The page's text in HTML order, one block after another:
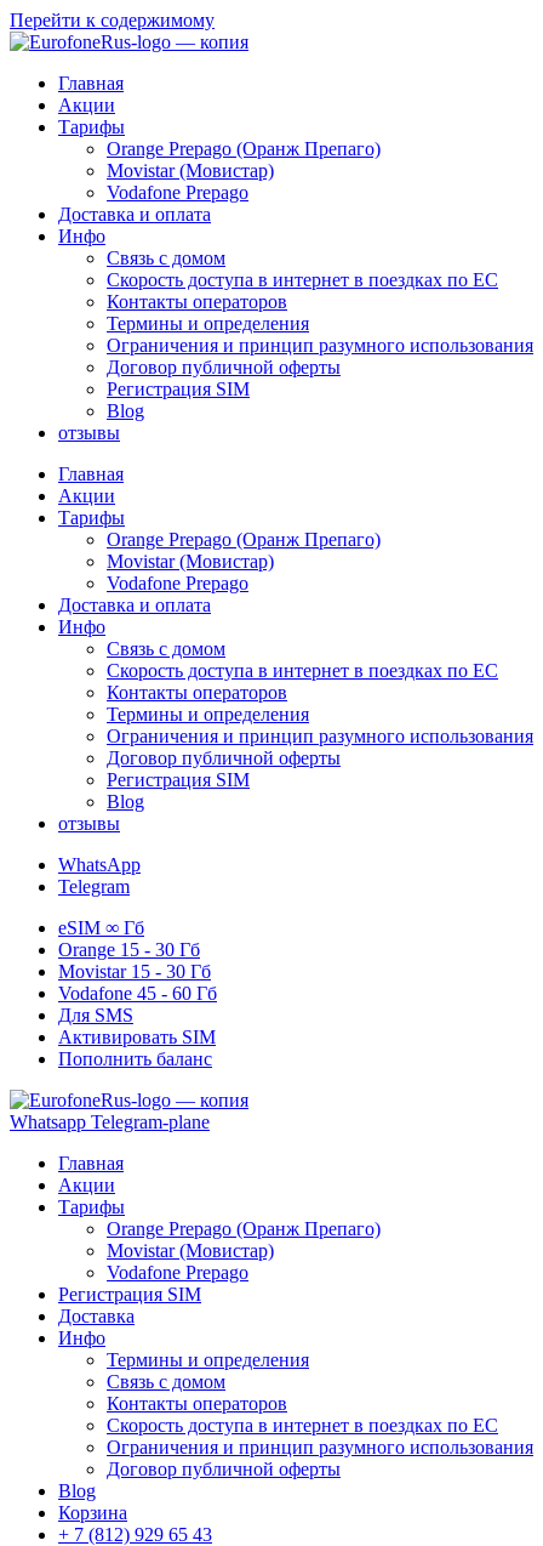
Перейти к содержимому
Главная
Акции
Тарифы
Orange Prepago (Оранж Препаго)
Movistar (Мовистар)
Vodafone Prepago
Доставка и оплата
Инфо
Связь с домом
Скорость доступа в интернет в поездках по ЕС
Контакты операторов
Термины и определения
Ограничения и принцип разумного использования
Договор публичной оферты
Регистрация SIM
Blog
отзывы
Главная
Акции
Тарифы
Orange Prepago (Оранж Препаго)
Movistar (Мовистар)
Vodafone Prepago
Доставка и оплата
Инфо
Связь с домом
Скорость доступа в интернет в поездках по ЕС
Контакты операторов
Термины и определения
Ограничения и принцип разумного использования
Договор публичной оферты
Регистрация SIM
Blog
отзывы
WhatsApp
Telegram
eSIM ∞ Гб
Orange 15 - 30 Гб
Movistar 15 - 30 Гб
Vodafone 45 - 60 Гб
Для SMS
Активировать SIM
Пополнить баланс
Whatsapp Telegram-plane
Главная
Акции
Тарифы
Orange Prepago (Оранж Препаго)
Movistar (Мовистар)
Vodafone Prepago
Регистрация SIM
Доставка
Инфо
Термины и определения
Связь с домом
Контакты операторов
Скорость доступа в интернет в поездках по ЕС
Ограничения и принцип разумного использования
Договор публичной оферты
Blog
Корзина
+ 7 (812) 929 65 43